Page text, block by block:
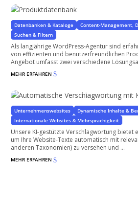
mit oder ohne WooCommerce
Datenbanken & Kataloge
Content-Management,
Suchen & Filtern
Als langjährige WordPress-Agentur sind
von effizienten und benutzerfreundlichen
Angebot umfasst zwei verschiedene
MEHR ERFAHREN$
für WordPress-Seiten & WooCommerce Shops
Unternehmenswebsites
Dynamische Inhalte &
Internationale Websites & Mehrsprachigkeit
Unsere KI-gestützte Verschlagwortung bietet
um Ihre Website-Texte automatisch mit
anderen Taxonomien) zu versehen und ...
MEHR ERFAHREN$